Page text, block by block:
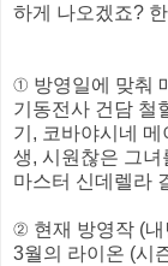
하게 나오겠죠?
① 방영일에 맞춰
기동전사 건담 철
기, 코바야시네
생, 시원찮은 그녀
마스터 신데렐라
② 현재 방영작 (
3월의 라이온 (시